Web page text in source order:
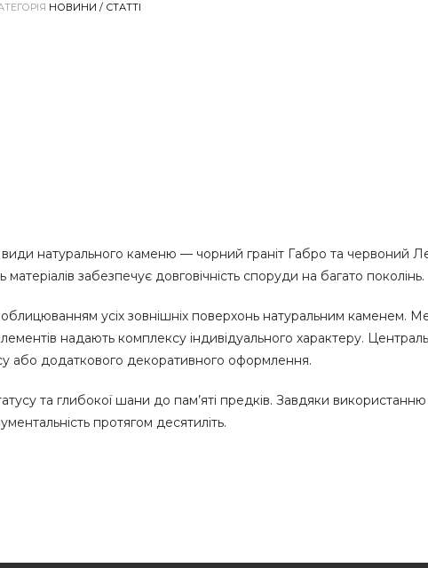
НОВИНИ / СТАТТІ
натурального каменю — чорний граніт Габро та червоний
забезпечує довговічність споруди на багато поколінь.
усіх зовнішніх поверхонь натуральним каменем.
надають комплексу індивідуального характеру.
або додаткового декоративного оформлення.
та глибокої шани до пам’яті предків. Завдяки використанню
протягом десятиліть.